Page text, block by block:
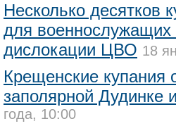
Несколько десятков
для военнослужащих
дислокации ЦВО 18
Крещенские купания
заполярной Дудинке
года, 10:00